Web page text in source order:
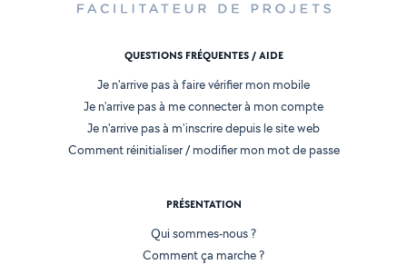
QUESTIONS FRÉQUENTES / AIDE
Je n'arrive pas à faire vérifier mon mobile
Je n'arrive pas à me connecter à mon compte
Je n'arrive pas à m'inscrire depuis le site web
Comment réinitialiser / modifier mon mot de passe
PRÉSENTATION
Qui sommes-nous ?
Comment ça marche ?